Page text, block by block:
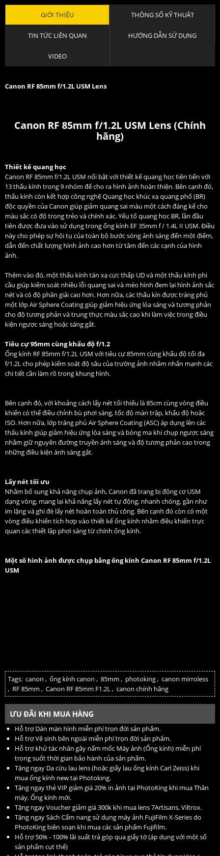
GIỚI THIỆU THÔNG SỐ KỸ THUẬT
TIN TỨC LIÊN QUAN HƯỚNG DẪN SỬ DỤNG
VIDEO
Canon RF 85mm f/1.2L USM Lens
Canon RF 85mm f/1.2L USM Lens (Chính
hãng)
Thiết kế quang học
Canon RF 85mm f/1.2L USM nổi bật với thiết kế quang học tiên tiến với
13 thấu kính trong 9 nhóm để cho ra hình ảnh hoàn thiện. Bên cạnh đó,
thấu kính còn kết hợp công nghệ Quang học khúc xạ quang phổ (BR)
độc quyền của Canon giúp giảm quang sai màu một cách đáng kể cho
màu sắc có độ trong trẻo và chính xác. Yếu tố quang học BR, lần đầu
tiên được đưa vào sử dụng trong ống kính EF 35mm f / 1.4L II USM. Điều
này cho phép sự hội tụ của toàn bộ bước sóng ánh sáng đến một điểm,
dẫn đến chất lượng hình ảnh cao hơn từ tâm đến các cạnh của hình
ảnh.
Thêm vào đó, một thấu kính tán xạ cực thấp UD và một thấu kính phi
cầu giúp kiểm soát nhiều lỗi quang sai và méo hình đem lại hình ảnh sắc
nét và có độ phân giải cao hơn. Hơn nữa, các thấu kín được tráng phủ
một lớp Air Sphere Coating giúp giảm hiệu ứng lóa sáng và tương phản
cho độ tương phản và trung thực màu sắc cao khi làm việc trong điều
kiện ngược sáng hoặc sáng gắt.
Tiêu cự 95mm cùng khẩu độ f/1.2
Ống kính RF 85mm f/1.2L USM với tiêu cự 85mm cùng khẩu độ tối đa
f/1.2L cho phép kiểm soát độ sâu của trường ảnh nhằm nhấn mạnh các
chi tiết cần làm rõ trong khung hình.
Bên cạnh đó, với khoảng cách lấy nét tối thiểu là 85cm cùng vòng điều
khiển có thể điều chỉnh bù phơi sáng, tốc độ màn trập, khẩu độ hoặc
ISO. Hơn nữa, lớp tráng phủ Air Sphere Coating (ASC) áp dụng lên các
thấu kính giúp giảm hiệu ứng lóa sáng và bóng ma khi chụp ngược sáng
nhằm giữ nguyên đường truyền ánh sáng và độ tương phản cao trong
những điều kiện ánh sáng gắt.
Lấy nét tối ưu
Nhằm bổ sung khả năng chụp ảnh, Canon đã trang bị động cơ USM
dạng vòng, mang lại khả năng lấy nét tự động, nhanh chóng, gần như
im lặng và ghi đè lấy nét hoàn toàn thủ công. Bên cạnh đó còn có một
vòng điều khiển tích hợp vào thiết kế ống kính nhằm điều khiển trực
quan các thiết lập phơi sáng từ chính ống kính.
Một số hình ảnh được chụp bằng ống kính Canon RF 85mm f/1.2L
USM
Tags: canon , ống kính canon , 85mm , photoking, canon mirroless
, RF 85mm , Canon RF 85mm F1.2L, canon chính hãng
ƯU ĐÃI KHI MUA HÀNG
Hỗ trợ Dán màn hình miễn phí trọn đời sản phẩm.
Hỗ trợ Vệ sinh bên ngoài miễn phí trọn đời sản phẩm.
Hỗ trợ khử tác nhân gây nấm mốc Máy ảnh (Ống kính) miễn phí
trong suốt thời gian bảo hành của sản phẩm.
Tặng ngay Da cừu lau lens (hoặc giấy lau ống kính Carl Zeiss) khi
mua ống kính new tại Photoking.
Tặng ngay thẻ VIP giảm giá 20% in ảnh tại PhotoKing khi mua Thân
máy, Ống kính mới.
Tặng ngay Voucher giảm giá 300k khi mua lens 7Artisans, Viltrox.
Tặng ngay Sách Cẩm nang sử dụng máy ảnh FujiFilm X-Series do
PhotoKing biên soạn khi mua các sản phẩm Fujifilm.
Hỗ trợ 50% - 100% lãi suất trả góp qua giấy tờ (áp dụng với một số
sản phẩm cụt thể)